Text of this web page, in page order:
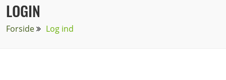
LOGIN
Forside Log ind